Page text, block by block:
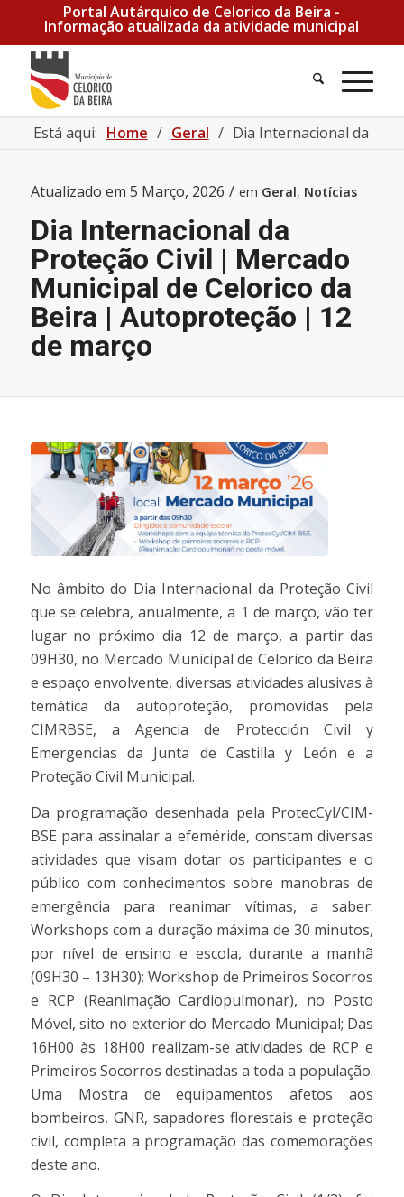
Portal Autárquico de Celorico da Beira -
Informação atualizada da atividade municipal
Pesquisa
Está aqui: Home / Geral / Dia Internacional da
Atualizado em 5 Março, 2026 / em Geral, Notícias
Dia Internacional da
Proteção Civil | Mercado
Municipal de Celorico da
Beira | Autoproteção | 12
de março
No âmbito do Dia Internacional da Proteção Civil
que se celebra, anualmente, a 1 de março, vão ter
lugar no próximo dia 12 de março, a partir das
09H30, no Mercado Municipal de Celorico da Beira
e espaço envolvente, diversas atividades alusivas à
temática da autoproteção, promovidas pela
CIMRBSE, a Agencia de Protección Civil y
Emergencias da Junta de Castilla y León e a
Proteção Civil Municipal.
Da programação desenhada pela ProtecCyl/CIM-
BSE para assinalar a efeméride, constam diversas
atividades que visam dotar os participantes e o
público com conhecimentos sobre manobras de
emergência para reanimar vítimas, a saber:
Workshops com a duração máxima de 30 minutos,
por nível de ensino e escola, durante a manhã
(09H30 – 13H30); Workshop de Primeiros Socorros
e RCP (Reanimação Cardiopulmonar), no Posto
Móvel, sito no exterior do Mercado Municipal; Das
16H00 às 18H00 realizam-se atividades de RCP e
Primeiros Socorros destinadas a toda a população.
Uma Mostra de equipamentos afetos aos
bombeiros, GNR, sapadores florestais e proteção
civil, completa a programação das comemorações
deste ano.